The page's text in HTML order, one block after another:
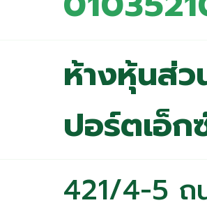
ห้างหุ้นส่
ปอร์ตเอ็
421/4-5 ถ